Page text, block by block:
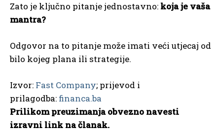
Zato je ključno pitanje jednostavno: koja je vaša
mantra?
Odgovor na to pitanje može imati veći utjecaj od
bilo kojeg plana ili strategije.
Izvor: Fast Company; prijevod i
prilagodba: financa.ba
Prilikom preuzimanja obvezno navesti
izravni link na članak.